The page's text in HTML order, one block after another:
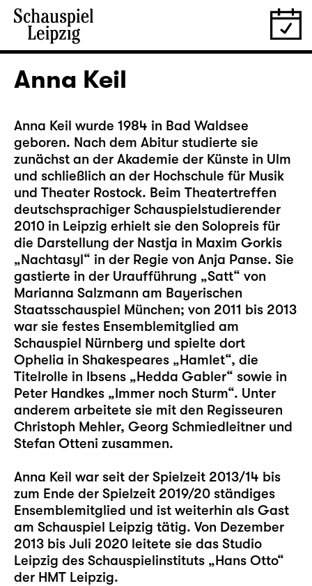
Anna Keil
Anna Keil wurde 1984 in Bad Waldsee
geboren. Nach dem Abitur studierte sie
zunächst an der Akademie der Künste in Ulm
und schließlich an der Hochschule für Musik
und Theater Rostock. Beim Theatertreffen
deutschsprachiger Schauspielstudierender
2010 in Leipzig erhielt sie den Solopreis für
die Darstellung der Nastja in Maxim Gorkis
„Nachtasyl“ in der Regie von Anja Panse. Sie
gastierte in der Uraufführung „Satt“ von
Marianna Salzmann am Bayerischen
Staatsschauspiel München; von 2011 bis 2013
war sie festes Ensemblemitglied am
Schauspiel Nürnberg und spielte dort
Ophelia in Shakespeares „Hamlet“, die
Titelrolle in Ibsens „Hedda Gabler“ sowie in
Peter Handkes „Immer noch Sturm“. Unter
anderem arbeitete sie mit den Regisseuren
Christoph Mehler, Georg Schmiedleitner und
Stefan Otteni zusammen.
Anna Keil war seit der Spielzeit 2013/14 bis
zum Ende der Spielzeit 2019/20 ständiges
Ensemblemitglied und ist weiterhin als Gast
am Schauspiel Leipzig tätig. Von Dezember
2013 bis Juli 2020 leitete sie das Studio
Leipzig des Schauspielinstituts „Hans Otto“
der HMT Leipzig.